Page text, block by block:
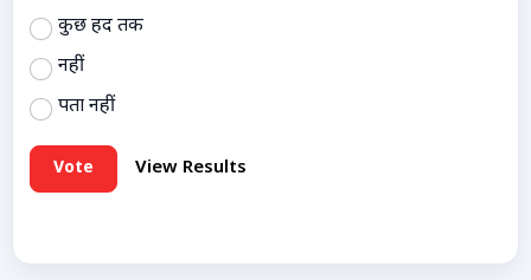
कुछ हद तक
नहीं
पता नहीं
Vote View Results